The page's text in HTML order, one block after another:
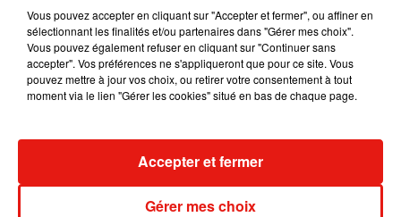
3 août 2026
Fred again.. et Latin Mafia dévoilent enfin
leur mixtape créée en...
31 juillet 2026
dévoilent « Happiness Is So Sad »
Vous pouvez accepter en cliquant sur "Accepter et fermer", ou affiner en
sélectionnant les finalités et/ou partenaires dans "Gérer mes choix".
Vous pouvez également refuser en cliquant sur "Continuer sans
accepter". Vos préférences ne s'appliqueront que pour ce site. Vous
pouvez mettre à jour vos choix, ou retirer votre consentement à tout
moment via le lien "Gérer les cookies" situé en bas de chaque page.
Gérer mes choix
Accepter et fermer